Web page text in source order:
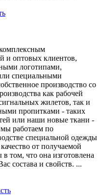
и оптовых клиентов,
логотипами,
специальными
производство со
как рабочей
жилетов, так и
пропитками - таких
или наши новые ткани -
работаем по
специальной одежды
от получаемой
том, что она изготовлена
состава и свойств. ...